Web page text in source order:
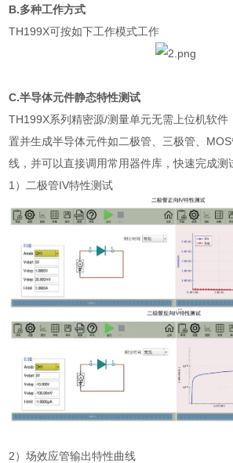
B.多种工作方式
TH199X可按如下工作模式工作
C.半导体元件静态特性测试
TH199X系列精密源/测量单元无需上位机软件
置并生成半导体元件如二极管、三极管、 MOS
线，并可以直接调用常用器件库，快速完成测
1 ）二极管IV特性测试
2）场效应管输出特性曲线